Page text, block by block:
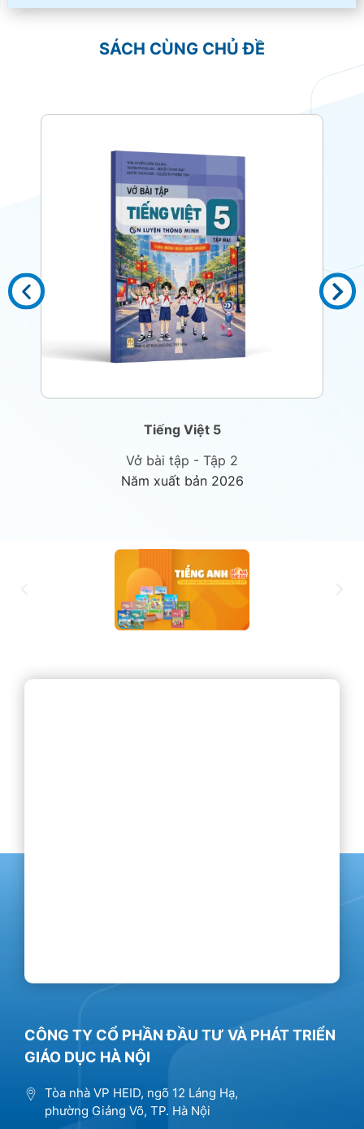
SÁCH CÙNG CHỦ ĐỀ
Tiếng Việt 5
Vở bài tập - Tập 2
Năm xuất bản 2026
CÔNG TY CỔ PHẦN ĐẦU TƯ VÀ PHÁT TRIỂN
GIÁO DỤC HÀ NỘI
Tòa nhà VP HEID, ngõ 12 Láng Hạ,
phường Giảng Võ, TP. Hà Nội